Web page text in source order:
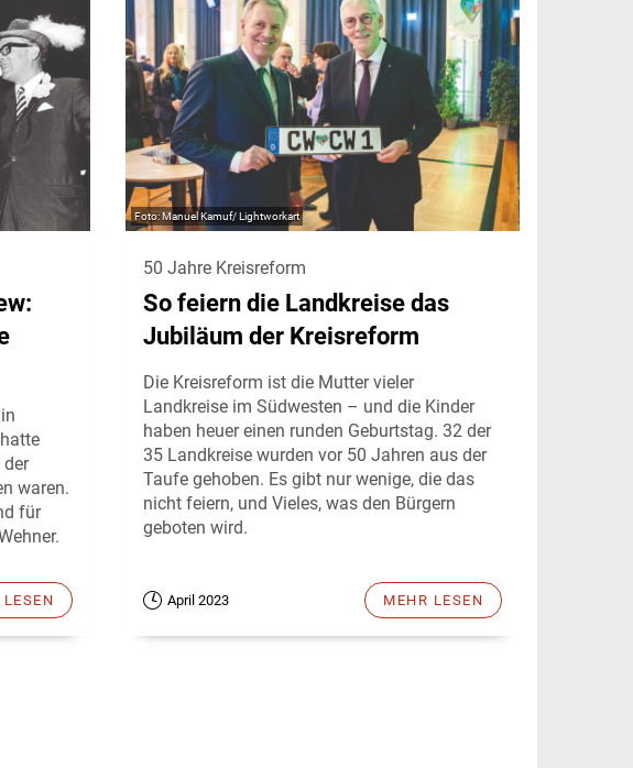
waren.
für
LESEN
Manuel Kamuf/ Lightworkart
50 Jahre Kreisreform
So feiern die Landkreise das
Jubiläum der Kreisreform
Die Kreisreform ist die Mutter vieler
Landkreise im Südwesten – und die Kinder
haben heuer einen runden Geburtstag. 32 der
35 Landkreise wurden vor 50 Jahren aus der
Taufe gehoben. Es gibt nur wenige, die das
nicht feiern, und Vieles, was den Bürgern
geboten wird.
April 2023 MEHR LESEN